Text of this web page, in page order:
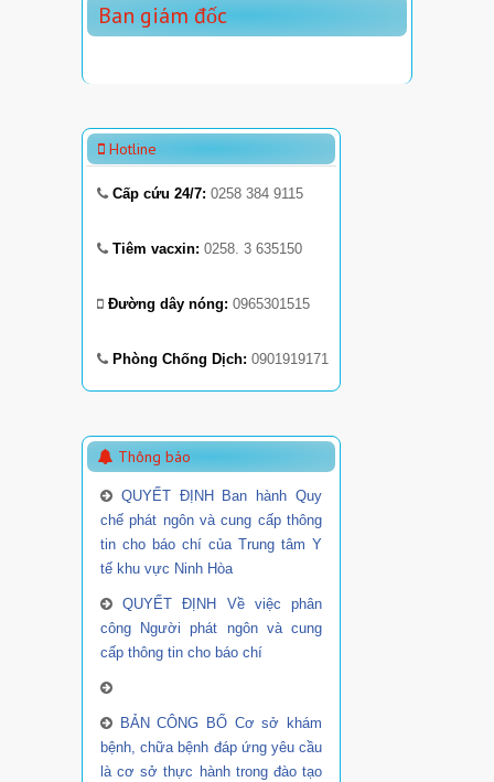
Ban giám đốc
Hotline
Cấp cứu 24/7: 0258 384 9115
Tiêm vacxin: 0258. 3 635150
Đường dây nóng: 0965301515
Phòng Chống Dịch: 0901919171
Thông báo
QUYẾT ĐỊNH Ban hành Quy
chế phát ngôn và cung cấp thông
tin cho báo chí của Trung tâm Y
tế khu vực Ninh Hòa
QUYẾT ĐỊNH Về việc phân
công Người phát ngôn và cung
cấp thông tin cho báo chí
BẢN CÔNG BỐ Cơ sở khám
bệnh, chữa bệnh đáp ứng yêu cầu
là cơ sở thực hành trong đào tạo